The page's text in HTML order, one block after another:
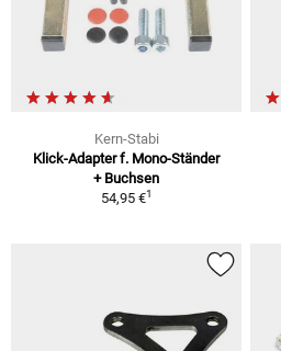
Kern-Stabi
Klick-Adapter f. Mono-Ständer
+ Buchsen
54,95 €1